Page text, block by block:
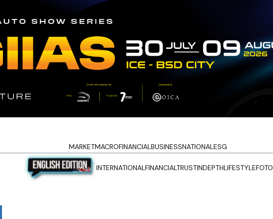
MARKETMACROFINANCIALBUSINESSNATIONALESG
INTERNATIONALFINANCIALTRUSTINDEPTHLIFESTYLEFOTO